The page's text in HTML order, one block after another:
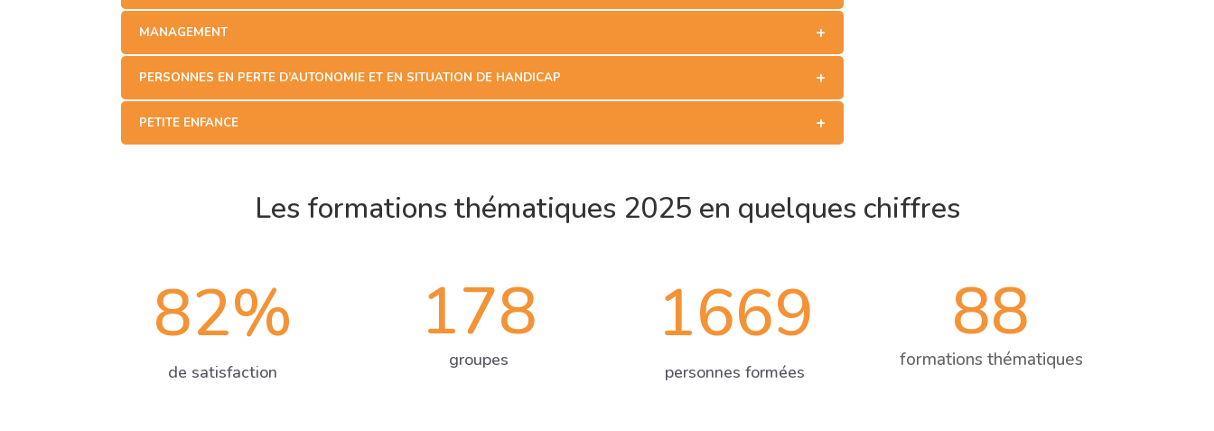
MANAGEMENT +
PERSONNES EN PERTE D’AUTONOMIE ET EN SITUATION DE HANDICAP +
PETITE ENFANCE +
Les formations thématiques 2025 en quelques chiffres
82%
de satisfaction
178
groupes
1669
personnes formées
88
formations thématiques